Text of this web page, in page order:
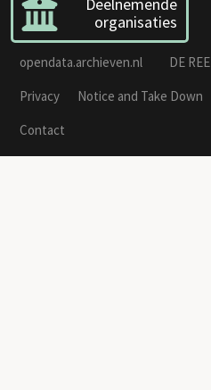
organisaties
opendata.archieven.nl DE REE
Privacy
Notice and Take Down
Contact